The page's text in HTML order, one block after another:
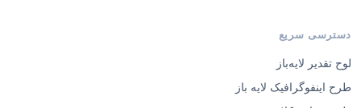
دسترسی سریع
لوح تقدیر لایه‌باز
طرح اینفوگرافیک لایه باز